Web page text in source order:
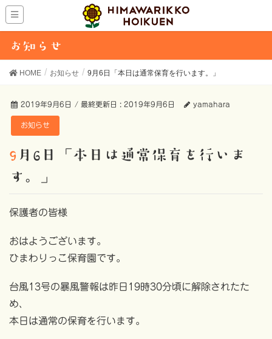
お知らせ
HOME お知らせ 9月6日「本日は通常保育を行います。」
2019年9月6日 / 最終更新日 : 2019年9月6日 yamahara
お知らせ
9月6日「本日は通常保育を行いま
す。」
保護者の皆様
おはようございます。
ひまわりっこ保育園です。
台風13号の暴風警報は昨日19時30分頃に解除されたた
め、
本日は通常の保育を行います。